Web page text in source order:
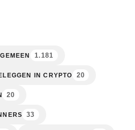
1.181
IN CRYPTO 20
20
33